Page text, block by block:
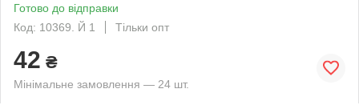
Готово до відправки
Код: 10369. Й 1
Тільки опт
42 ₴
Мінімальне замовлення — 24 шт.